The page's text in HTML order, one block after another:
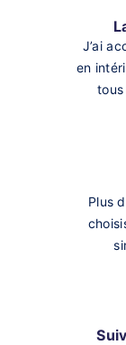
J’ai
en
tous
Plus